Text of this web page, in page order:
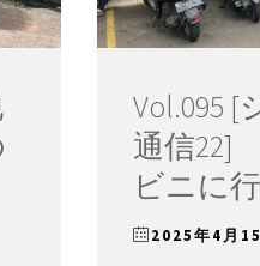
Vol.095
通信22]
ビニに
2025年4月